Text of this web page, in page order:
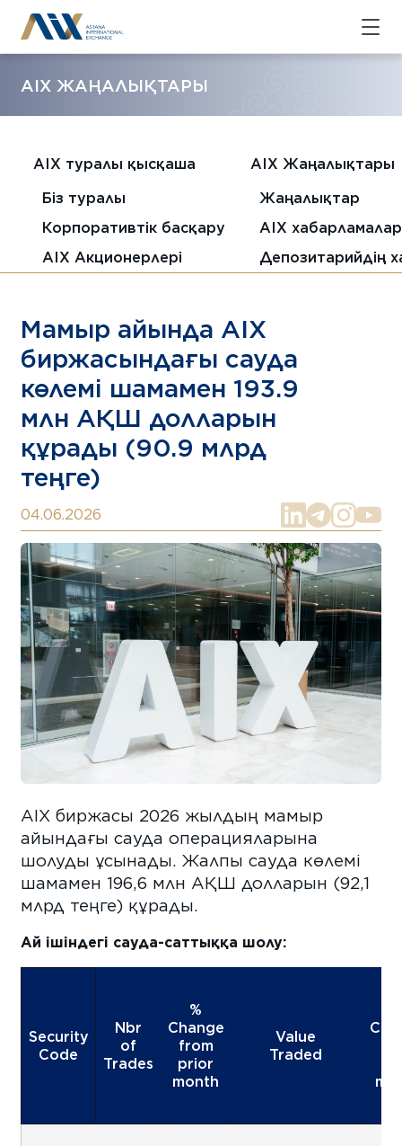
AIX ЖАҢАЛЫҚТАРЫ
AIX туралы қысқаша
Біз туралы
Корпоративтік басқару
AIX Акционерлері
AIX Жаңалықтары
Жаңалықтар
AIX
Депозитарийдің
Мамыр айында AIX
биржасындағы сауда
көлемі шамамен 193.9
млн АҚШ долларын
құрады (90.9 млрд
теңге)
04.06.2026
AIX биржасы 2026 жылдың мамыр
айындағы сауда операцияларына
шолуды ұсынады. Жалпы сауда көлемі
шамамен 196,6 млн АҚШ долларын (92,1
млрд теңге) құрады.
Ай ішіндегі сауда-саттыққа шолу:
Security
Code
Nbr
of
Trades
%
Change
from
prior
month
Value
Traded